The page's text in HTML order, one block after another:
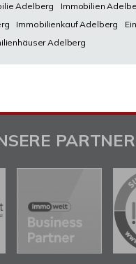
Adelberg
Immobilien
Immobilienkauf Adelberg
Adelberg
PARTNER